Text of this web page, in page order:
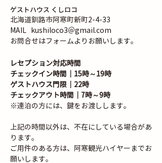
ゲストハウス くしロコ
北海道釧路市阿寒町新町2-4-33
MAIL
kushiloco3＠gmail.com
お問合せはフォームよりお願いします。
レセプション対応時間
チェックイン時間｜15時～19時
ゲストハウス門限｜22時
チェックアウト時間｜7時～9時
※連泊の方には、鍵をお渡しします。
​​上記の時間以外は、不在にしている場合があ
ります。
​ご用件のある方は、阿寒観光ハイヤーまでお
願いします。